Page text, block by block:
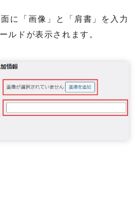
に「画像」と「肩書」を入力
ルドが表示されます。